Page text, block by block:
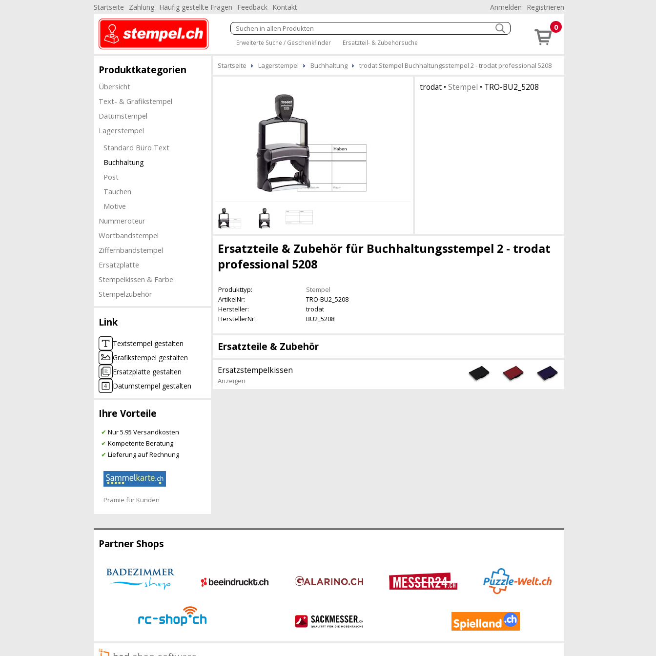
Startseite Zahlung Häufig gestellte Fragen Feedback Kontakt Anmelden Registrieren
Erweiterte Suche / Geschenkfinder Ersatzteil- & Zubehörsuche
0
Produktkategorien
Übersicht
Text- & Grafikstempel
Datumstempel
Lagerstempel
Standard Büro Text
Buchhaltung
Post
Tauchen
Motive
Nummeroteur
Wortbandstempel
Ziffernbandstempel
Ersatzplatte
Stempelkissen & Farbe
Stempelzubehör
Link
Textstempel gestalten
Grafikstempel gestalten
Ersatzplatte gestalten
Datumstempel gestalten
Ihre Vorteile
✔ Nur 5.95 Versandkosten
✔ Kompetente Beratung
✔ Lieferung auf Rechnung
Prämie für Kunden
Startseite Lagerstempel Buchhaltung trodat Stempel Buchhaltungsstempel 2 - trodat professional 5208
trodat • Stempel • TRO-BU2_5208
Ersatzteile & Zubehör für Buchhaltungsstempel 2 - trodat
professional 5208
Produkttyp:
Stempel
ArtikelNr:
TRO-BU2_5208
Hersteller:
trodat
HerstellerNr:
BU2_5208
Ersatzteile & Zubehör
Ersatzstempelkissen
Anzeigen
Partner Shops